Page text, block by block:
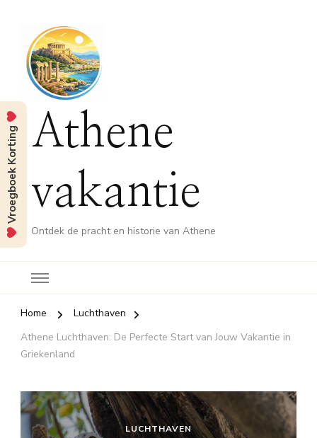
Athene
vakantie
Ontdek de pracht en historie van Athene
Home
Luchthaven
Athene Luchthaven: De Perfecte Start van Jouw Vakantie in
Griekenland
LUCHTHAVEN
Vroegboek Korting